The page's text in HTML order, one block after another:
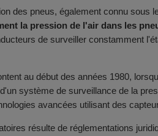
des pneus, également connu
la pression de l'air dans les
de surveiller constamment
au début des années 1980,
système de surveillance de la
avancées utilisant des
résulte de réglementations